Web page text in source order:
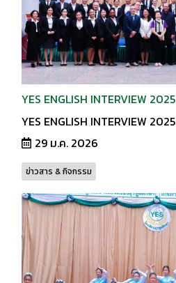
YES ENGLISH INTERVIEW 2025
YES ENGLISH INTERVIEW 2025
29 ม.ค. 2026
ข่าวสาร & กิจกรรม